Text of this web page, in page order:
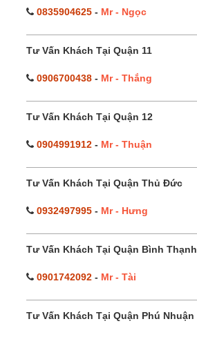
0835904625 - Mr - Ngọc
Tư Vấn Khách Tại Quận 11
0906700438 - Mr - Thắng
Tư Vấn Khách Tại Quận 12
0904991912 - Mr - Thuận
Tư Vấn Khách Tại Quận Thủ Đức
0932497995 - Mr - Hưng
Tư Vấn Khách Tại Quận Bình Thạnh
0901742092 - Mr - Tài
Tư Vấn Khách Tại Quận Phú Nhuận